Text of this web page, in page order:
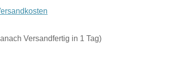
Versandfertig in 1 Tag)